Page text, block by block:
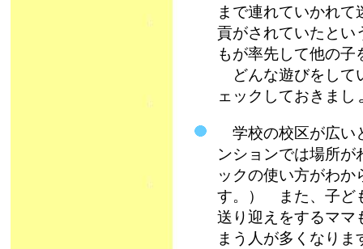
まで連れていかれ
貢がされていたとい
もが率先して他の
どんな遊びをして
ェックしておきまし
学校の校区が広い
ンションでは場所が
ックの使い方がわ
す。） また、子ど
送り迎えをするママ
まう人が多くなり